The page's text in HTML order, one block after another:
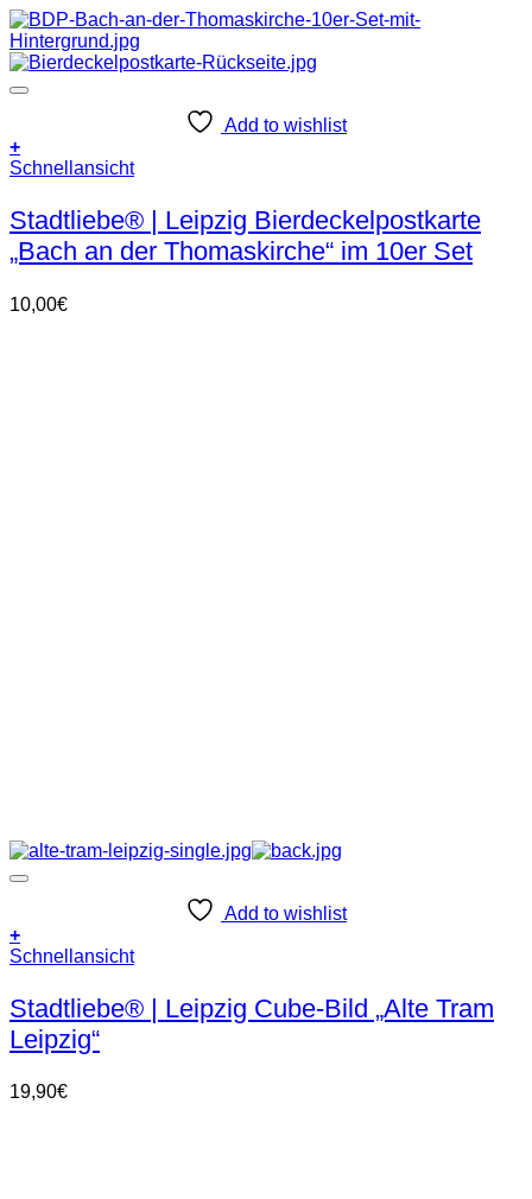
Add to wishlist
+
Schnellansicht
Stadtliebe® | Leipzig Bierdeckelpostkarte
„Bach an der Thomaskirche“ im 10er Set
10,00€
Add to wishlist
+
Schnellansicht
Stadtliebe® | Leipzig Cube-Bild „Alte Tram
Leipzig“
19,90€